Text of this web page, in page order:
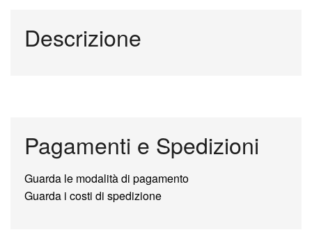
Descrizione
Pagamenti e Spedizioni
Guarda le modalità di pagamento
Guarda i costi di spedizione